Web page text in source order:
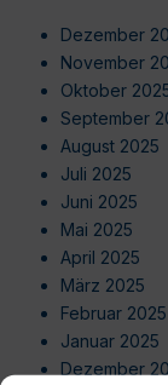
Dezember
November
Oktober
September
August 2025
Juli 2025
Juni 2025
Mai 2025
April 2025
März 2025
Februar 2025
Januar 2025
Dezember